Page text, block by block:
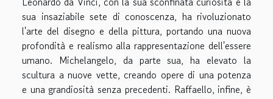
sua insaziabile sete di conoscenza, ha rivoluzionato
l'arte del disegno e della pittura, portando una nuova
profondità e realismo alla rappresentazione dell'essere
umano. Michelangelo, da parte sua, ha elevato la
scultura a nuove vette, creando opere di una potenza
e una grandiosità senza precedenti. Raffaello, infine, è